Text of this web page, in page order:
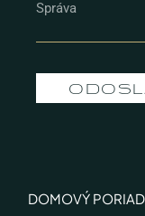
DOMOVÝ